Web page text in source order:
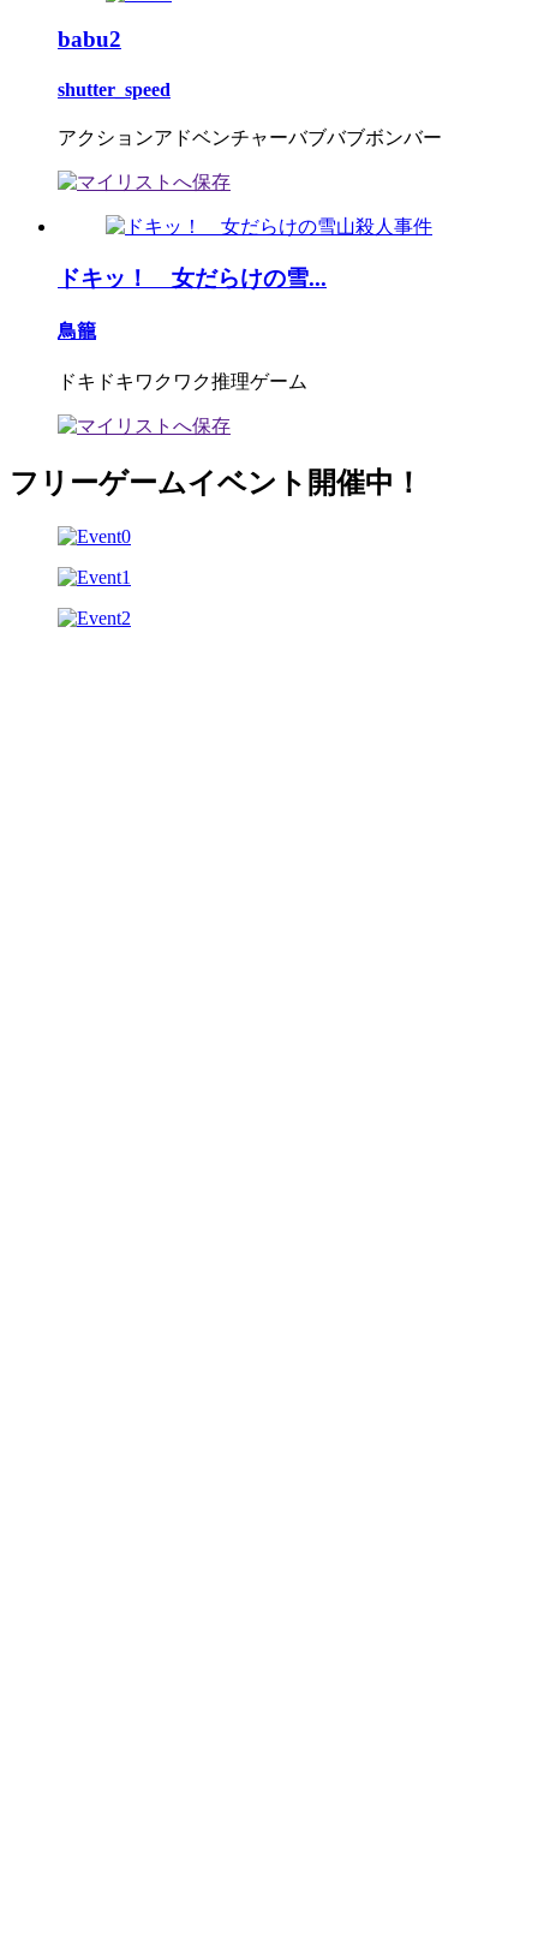
babu2
shutter_speed
アクションアドベンチャーバブバブボンバー
ドキッ！ 女だらけの雪...
鳥籠
ドキドキワクワク推理ゲーム
フリーゲームイベント開催中！